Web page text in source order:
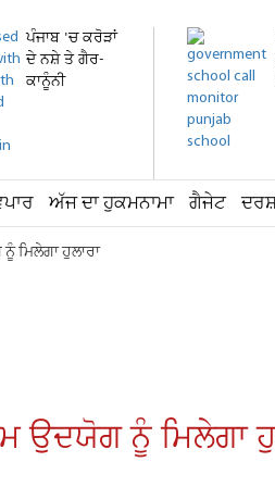
ਪੰਜਾਬ 'ਚ ਕਰੋੜਾਂ
ਦੇ ਨਸ਼ੇ ਤੇ ਗੈਰ-
ਕਾਨੂੰਨੀ
ਅੱਜ ਦਾ ਹੁਕਮਨਾਮਾ ਗੈਜੇਟ
ਮਿਲੇਗਾ ਹੁਲਾਰਾ
ਉਦਯੋਗ ਨੂੰ ਮਿਲੇਗਾ